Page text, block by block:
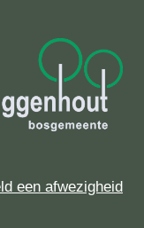
een afwezigheid